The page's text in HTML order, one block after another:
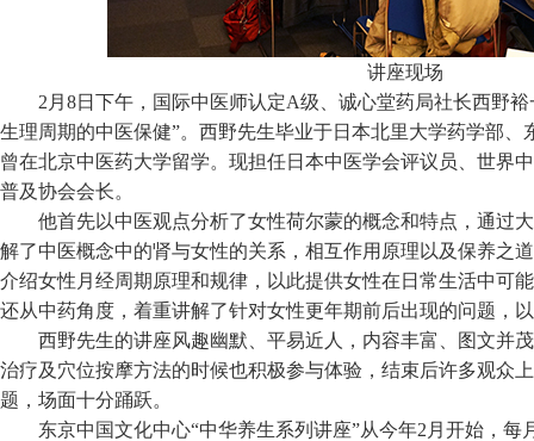
讲座现场
2月8日下午，国际中医师认定A级、诚心堂药局社长西野
生理周期的中医保健”。西野先生毕业于日本北里大学药学部
曾在北京中医药大学留学。现担任日本中医学会评议员、世界
普及协会会长。
他首先以中医观点分析了女性荷尔蒙的概念和特点，通过
解了中医概念中的肾与女性的关系，相互作用原理以及保养之
介绍女性月经周期原理和规律，以此提供女性在日常生活中可
还从中药角度，着重讲解了针对女性更年期前后出现的问题，
西野先生的讲座风趣幽默、平易近人，内容丰富、图文并
治疗及穴位按摩方法的时候也积极参与体验，结束后许多观众
题，场面十分踊跃。
东京中国文化中心“中华养生系列讲座”从今年2月开始，